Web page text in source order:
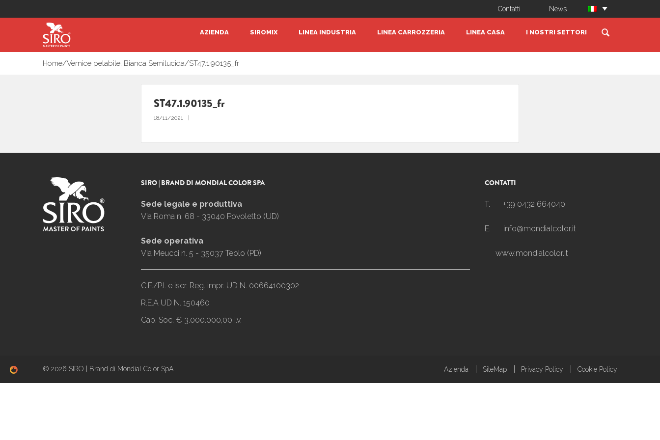
Contatti News
AZIENDA SIROMIX LINEA INDUSTRIA LINEA CARROZZERIA LINEA CASA I NOSTRI SETTORI
Home/Vernice pelabile, Bianca Semilucida/ST47.1.90135_fr
ST47.1.90135_fr
18/11/2021
SIRO | BRAND DI MONDIAL COLOR SPA
Sede legale e produttiva
Via Roma n. 68 - 33040 Povoletto (UD)
Sede operativa
Via Meucci n. 5 - 35037 Teolo (PD)
C.F./P.I. e iscr. Reg. impr. UD N. 00664100302
R.E.A UD N. 150460
Cap. Soc. € 3.000.000,00 i.v.
CONTATTI
T. +39 0432 664040
E. info@mondialcolor.it
www.mondialcolor.it
© 2026 SIRO | Brand di Mondial Color SpA Azienda SiteMap Privacy Policy Cookie Policy